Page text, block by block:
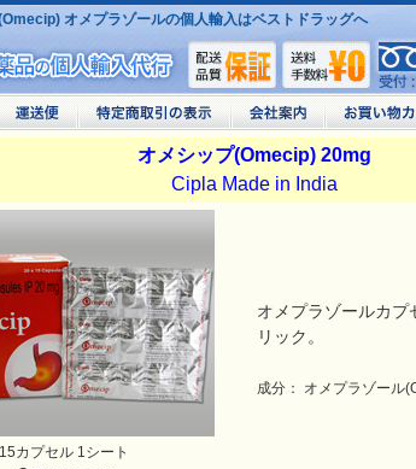
オメプラゾールの個人輸入はベストドラッグへ
オメシップ(Omecip) 20mg
Cipla Made in India
オメプラゾールカプ
リック。
成分： オメプラゾール
15カプセル 1シート